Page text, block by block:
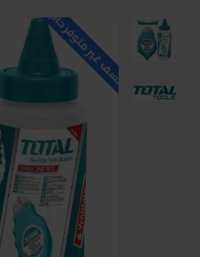
للاسف غير متوفر حاليا